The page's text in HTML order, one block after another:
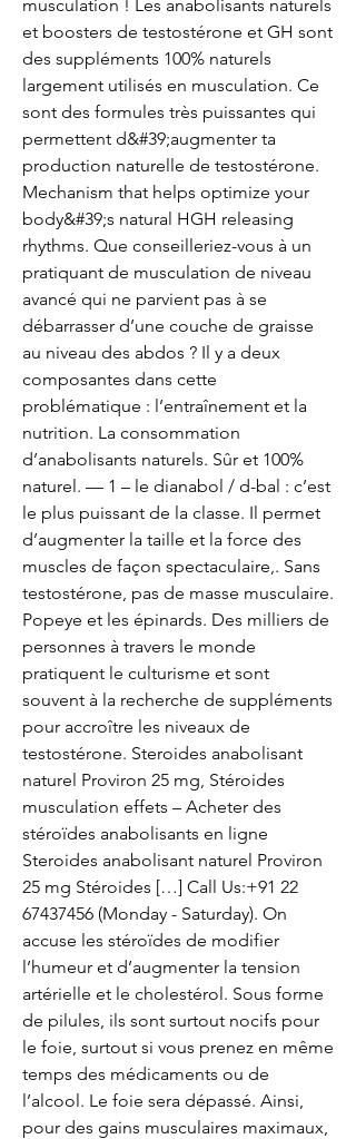
musculation ! Les anabolisants naturels
et boosters de testostérone et GH sont
des suppléments 100% naturels
largement utilisés en musculation. Ce
sont des formules très puissantes qui
permettent d&#39;augmenter ta
production naturelle de testostérone.
Mechanism that helps optimize your
body&#39;s natural HGH releasing
rhythms. Que conseilleriez-vous à un
pratiquant de musculation de niveau
avancé qui ne parvient pas à se
débarrasser d’une couche de graisse
au niveau des abdos ? Il y a deux
composantes dans cette
problématique : l’entraînement et la
nutrition. La consommation
d’anabolisants naturels. Sûr et 100%
naturel. — 1 – le dianabol / d-bal : c’est
le plus puissant de la classe. Il permet
d’augmenter la taille et la force des
muscles de façon spectaculaire,. Sans
testostérone, pas de masse musculaire.
Popeye et les épinards. Des milliers de
personnes à travers le monde
pratiquent le culturisme et sont
souvent à la recherche de suppléments
pour accroître les niveaux de
testostérone. Steroides anabolisant
naturel Proviron 25 mg, Stéroides
musculation effets – Acheter des
stéroïdes anabolisants en ligne
Steroides anabolisant naturel Proviron
25 mg Stéroides […] Call Us:+91 22
67437456 (Monday - Saturday). On
accuse les stéroïdes de modifier
l’humeur et d’augmenter la tension
artérielle et le cholestérol. Sous forme
de pilules, ils sont surtout nocifs pour
le foie, surtout si vous prenez en même
temps des médicaments ou de
l’alcool. Le foie sera dépassé. Ainsi,
pour des gains musculaires maximaux,